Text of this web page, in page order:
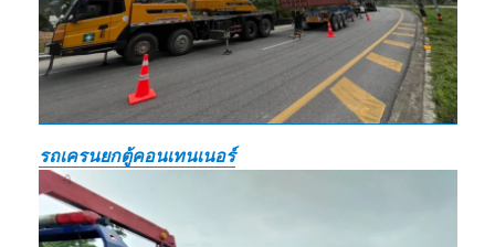
รถเครนยกตู้คอนเทนเนอร์